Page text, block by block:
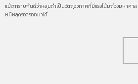
แม้จะทราบกันดีว่าหลุมดำเป็นวัตถุอวกาศที่มีแรงโน้มถ่วงมหาศา
หนีหลุดรอดออกมาได้